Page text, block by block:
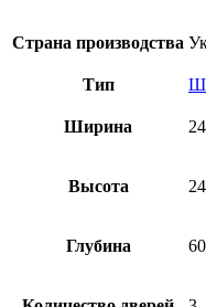
Страна производства
Тип
Ширина
Высота
Глубина